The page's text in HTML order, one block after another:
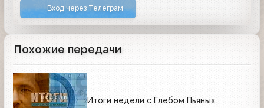
Вход через Телеграм
Похожие передачи
Итоги недели с Глебом Пьяных